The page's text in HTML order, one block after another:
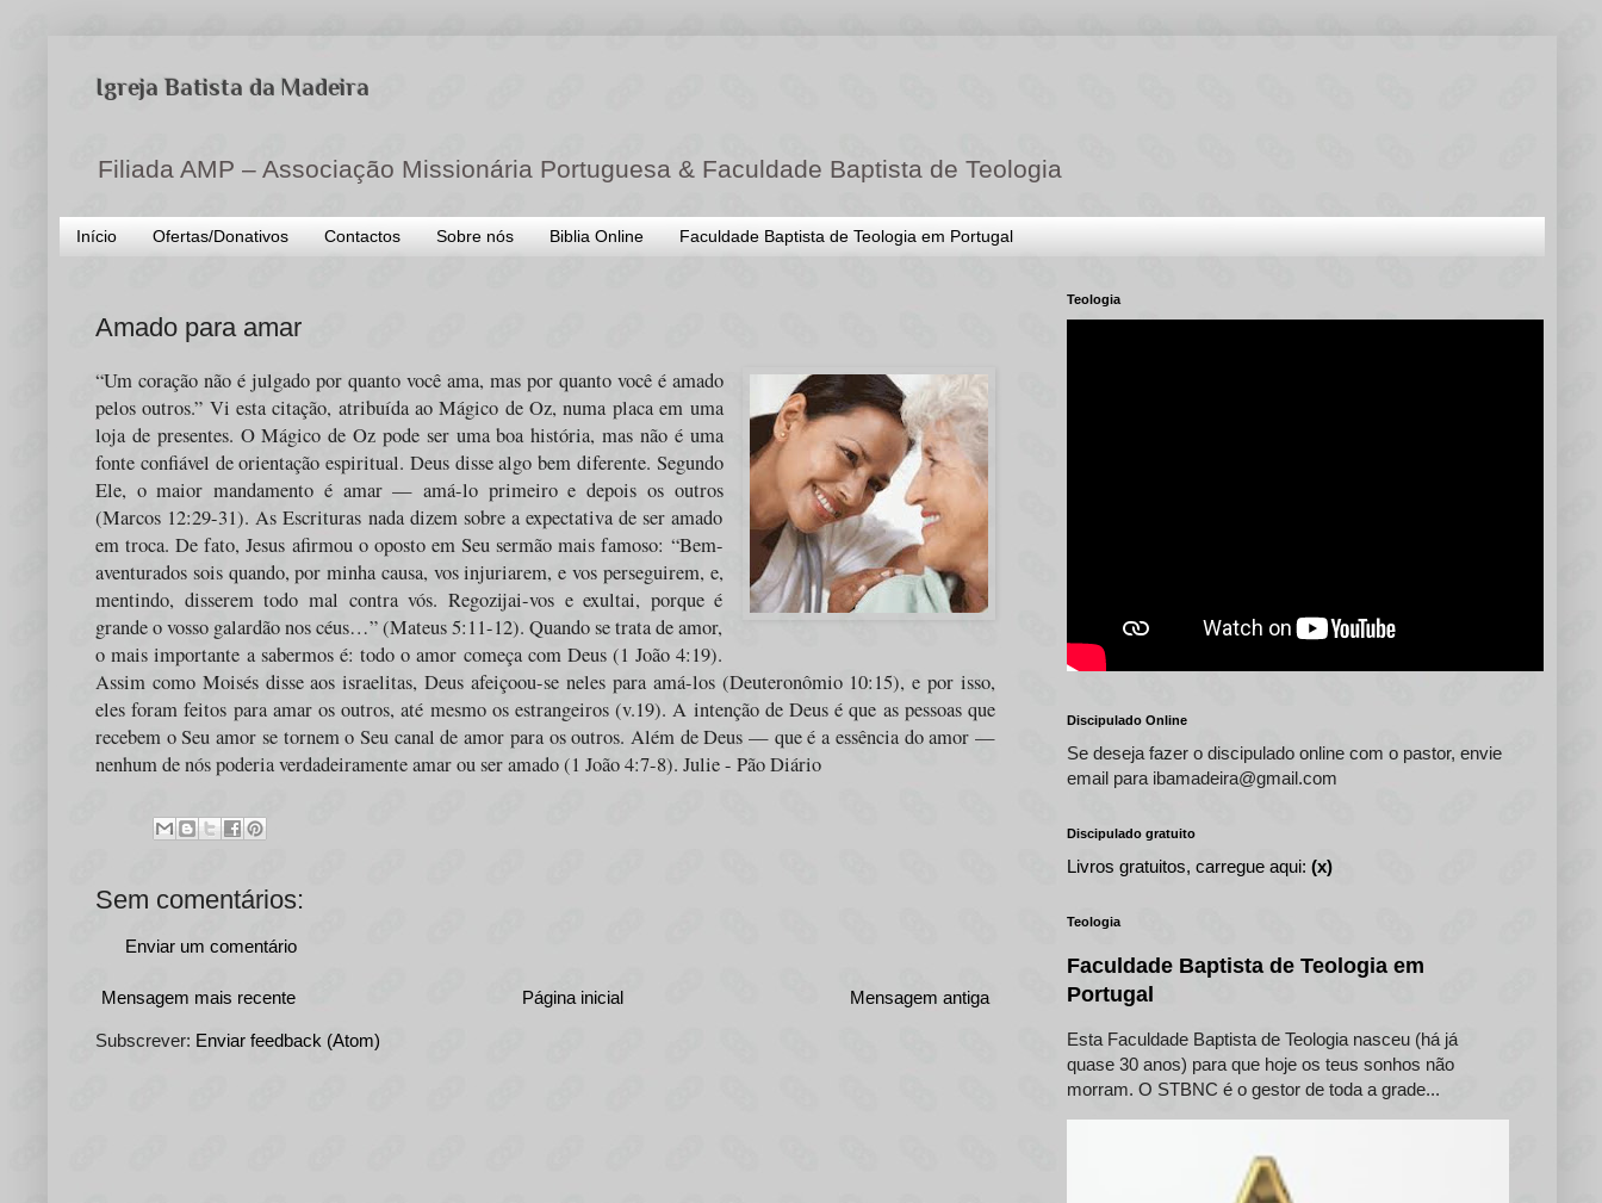
Igreja Batista da Madeira
Filiada AMP – Associação Missionária Portuguesa & Faculdade Baptista de Teologia
Início Ofertas/Donativos Contactos Sobre nós Biblia Online Faculdade Baptista de Teologia em Portugal
Amado para amar
“Um coração não é julgado por quanto você ama, mas por quanto você é amado
pelos outros.” Vi esta citação, atribuída ao Mágico de Oz, numa placa em uma
loja de presentes. O Mágico de Oz pode ser uma boa história, mas não é uma
fonte confiável de orientação espiritual. Deus disse algo bem diferente. Segundo
Ele, o maior mandamento é amar — amá-lo primeiro e depois os outros
(Marcos 12:29-31). As Escrituras nada dizem sobre a expectativa de ser amado
em troca. De fato, Jesus afirmou o oposto em Seu sermão mais famoso: “Bem-
aventurados sois quando, por minha causa, vos injuriarem, e vos perseguirem, e,
mentindo, disserem todo mal contra vós. Regozijai-vos e exultai, porque é
grande o vosso galardão nos céus…” (Mateus 5:11-12). Quando se trata de amor,
o mais importante a sabermos é: todo o amor começa com Deus (1 João 4:19).
Assim como Moisés disse aos israelitas, Deus afeiçoou-se neles para amá-los (Deuteronômio 10:15), e por isso,
eles foram feitos para amar os outros, até mesmo os estrangeiros (v.19). A intenção de Deus é que as pessoas que
recebem o Seu amor se tornem o Seu canal de amor para os outros. Além de Deus — que é a essência do amor —
nenhum de nós poderia verdadeiramente amar ou ser amado (1 João 4:7-8). Julie - Pão Diário
Sem comentários:
Enviar um comentário
Mensagem mais recente Mensagem antiga
Página inicial
Subscrever: Enviar feedback (Atom)
Teologia
Discipulado Online
Se deseja fazer o discipulado online com o pastor, envie
email para ibamadeira@gmail.com
Discipulado gratuito
Livros gratuitos, carregue aqui: (x)
Teologia
Faculdade Baptista de Teologia em
Portugal
Esta Faculdade Baptista de Teologia nasceu (há já
quase 30 anos) para que hoje os teus sonhos não
morram. O STBNC é o gestor de toda a grade...